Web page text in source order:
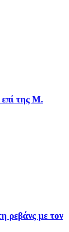
της Μ.
ρεβάνς με τον